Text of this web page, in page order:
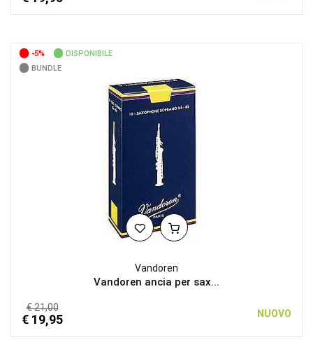
-5%
DISPONIBILE
BUNDLE
Vandoren
Vandoren ancia per sax...
€ 21,00
€ 19,95 NUOVO